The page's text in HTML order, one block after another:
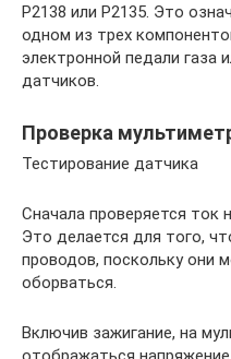
P2138 или P2135. Это
одном из трех
электронной педали газа
датчиков.
Проверка
Тестирование датчика
Сначала проверяется ток
Это делается для того,
проводов, поскольку они
оборваться.
Включив зажигание, на